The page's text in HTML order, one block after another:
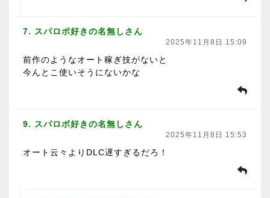
7. スパロボ好きの名無しさん
2025年11月8日 15:09
前作のようなオート稼ぎ技がないと
今んとこ使いそうにないかな
9. スパロボ好きの名無しさん
2025年11月8日 15:53
オート云々よりDLC遅すぎるだろ！